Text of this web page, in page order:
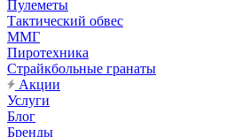
Пулеметы
Тактический обвес
ММГ
Пиротехника
Страйкбольные гранаты
Акции
Услуги
Блог
Бренды